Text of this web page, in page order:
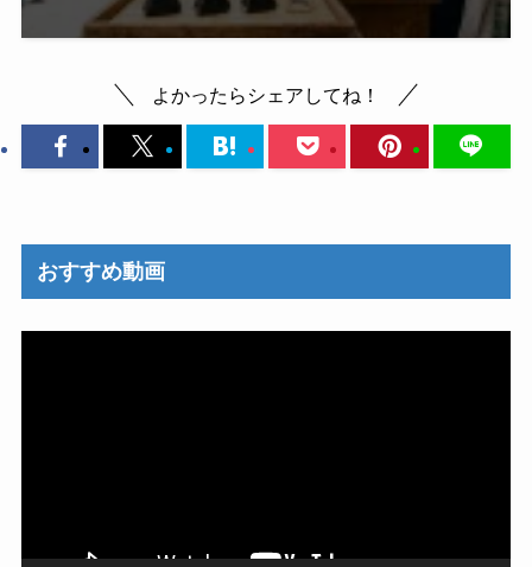
よかったらシェアしてね！
おすすめ動画